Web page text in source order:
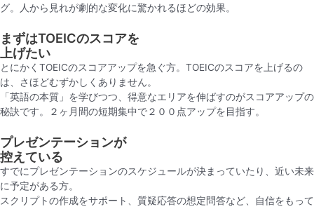
グ。人から見れが劇的な変化に驚かれるほどの効果。
まずはTOEICのスコアを
上げたい
とにかくTOEICのスコアアップを急ぐ方。TOEICのスコアを上げるの
は、さほどむずかしくありません。
「英語の本質」を学びつつ、得意なエリアを伸ばすのがスコアアップの
秘訣です。２ヶ月間の短期集中で２００点アップを目指す。
プレゼンテーションが
控えている
すでにプレゼンテーションのスケジュールが決まっていたり、近い未来
に予定がある方。
スクリプトの作成をサポート、質疑応答の想定問答など、自信をもって